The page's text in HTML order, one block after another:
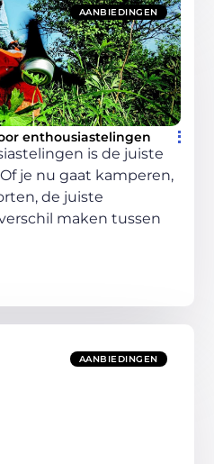
AANBIEDINGEN
enthousiastelingen
is de juiste
je nu gaat kamperen,
de juiste
maken tussen
AANBIEDINGEN